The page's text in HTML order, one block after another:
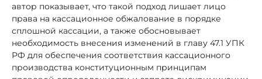
автор показывает, что такой подход лишает лицо
права на кассационное обжалование в порядке
сплошной кассации, а также обосновывает
необходимость внесения изменений в главу 47.1 УПК
РФ для обеспечения соответствия кассационного
производства конституционным принципам